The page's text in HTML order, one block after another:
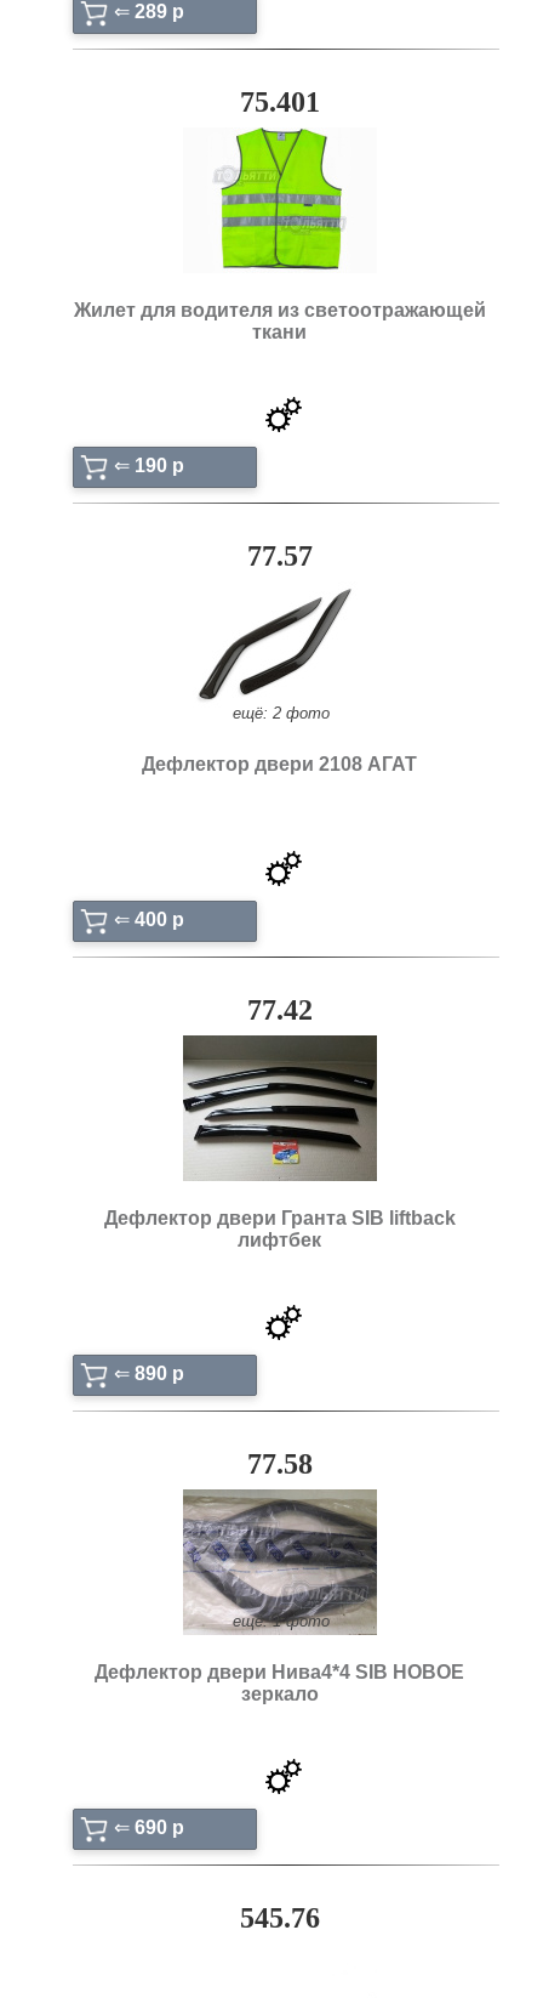
⇐ 289 p
75.401
Жилет для водителя из светоотражающей
ткани
⇐ 190 p
77.57
ещё: 2 фото
Дефлектор двери 2108 АГАТ
⇐ 400 p
77.42
Дефлектор двери Гранта SIB liftback
лифтбек
⇐ 890 p
77.58
ещё: 1 фото
Дефлектор двери Нива4*4 SIB НОВОЕ
зеркало
⇐ 690 p
545.76